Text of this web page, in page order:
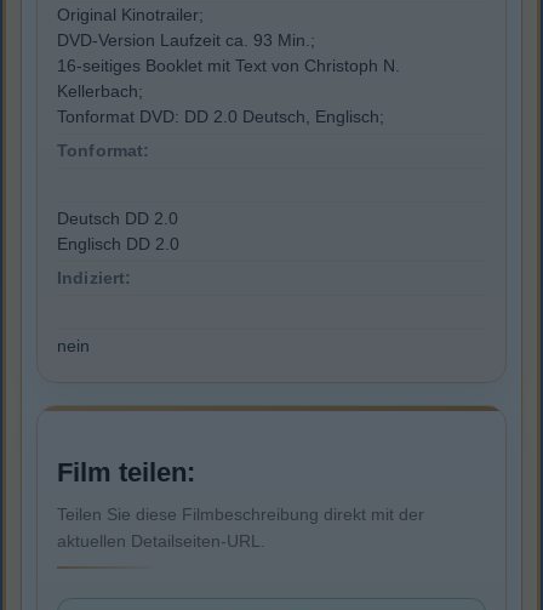
Original Kinotrailer;
DVD-Version Laufzeit ca. 93 Min.;
16-seitiges Booklet mit Text von Christoph N.
Kellerbach;
Tonformat DVD: DD 2.0 Deutsch, Englisch;
Tonformat:
Deutsch DD 2.0
Englisch DD 2.0
Indiziert:
nein
Film teilen:
Teilen Sie diese Filmbeschreibung direkt mit der
aktuellen Detailseiten-URL.